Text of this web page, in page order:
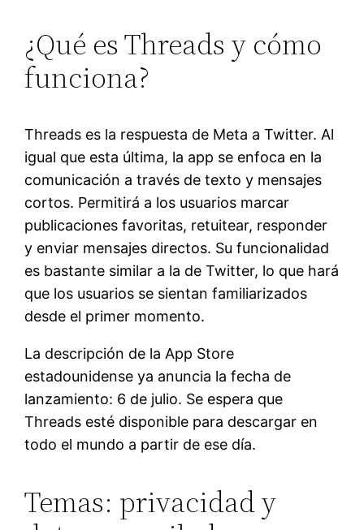
¿Qué es Threads y cómo
funciona?
Threads es la respuesta de Meta a Twitter. Al
igual que esta última, la app se enfoca en la
comunicación a través de texto y mensajes
cortos. Permitirá a los usuarios marcar
publicaciones favoritas, retuitear, responder
y enviar mensajes directos. Su funcionalidad
es bastante similar a la de Twitter, lo que hará
que los usuarios se sientan familiarizados
desde el primer momento.
La descripción de la App Store
estadounidense ya anuncia la fecha de
lanzamiento: 6 de julio. Se espera que
Threads esté disponible para descargar en
todo el mundo a partir de ese día.
Temas: privacidad y